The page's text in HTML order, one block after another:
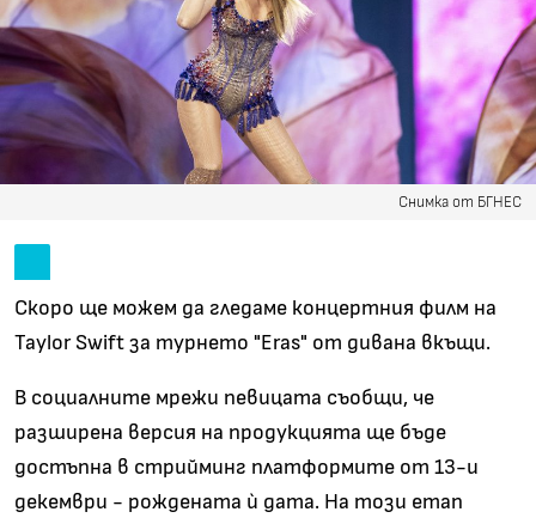
Снимка от БГНЕС
Скоро ще можем да гледаме концертния филм на
Taylor Swift за турнето "Еras" от дивана вкъщи.
В социалните мрежи певицата съобщи, че
разширена версия на продукцията ще бъде
достъпна в стрийминг платформите от 13-и
декември - рождената ѝ дата. На този етап